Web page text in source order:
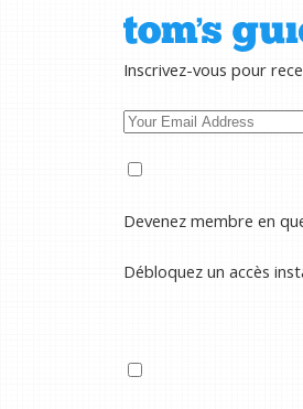
Inscrivez-vous pour
Devenez membre en
Débloquez un accès